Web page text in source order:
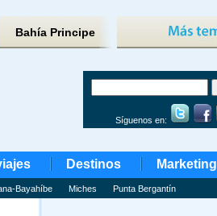
Bahía Principe
Síguenos en:
Destinos Marketing
Bayahíbe Miches Punta Bergantín